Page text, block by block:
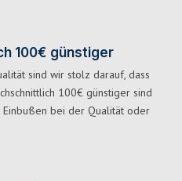
100€ günstiger
sind wir stolz darauf, dass
100€ günstiger sind
bei der Qualität oder